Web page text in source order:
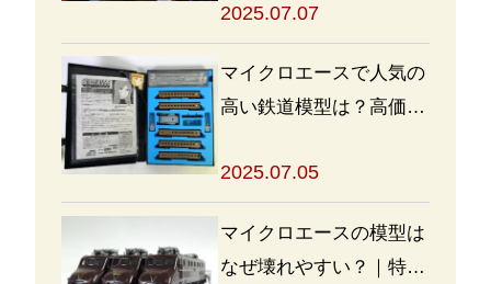
も
2025.07.07
マイクロエースで人気の
高い鉄道模型は？高価買
2025.07.05
マイクロエースの模型は
なぜ壊れやすい？｜特徴